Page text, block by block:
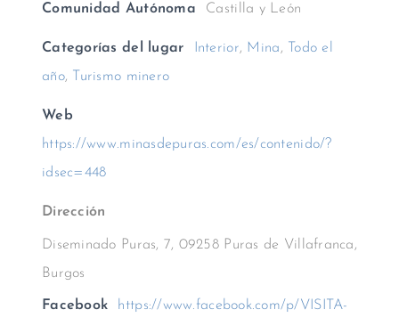
Comunidad Autónoma Castilla y León
Categorías del lugar Interior, Mina,
Todo el
año, Turismo minero
Web
https://www.minasdepuras.com/es/contenido/?
idsec=448
Dirección
Diseminado Puras, 7, 09258 Puras de Villafranca,
Burgos
Facebook
https://www.facebook.com/p/VISITA-